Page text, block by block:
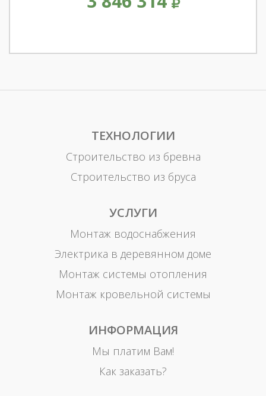
ТЕХНОЛОГИИ
Строительство из бревна
Строительство из бруса
УСЛУГИ
Монтаж водоснабжения
Электрика в деревянном доме
Монтаж системы отопления
Монтаж кровельной системы
ИНФОРМАЦИЯ
Мы платим Вам!
Как заказать?